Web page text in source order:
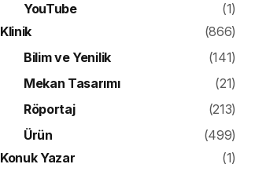
YouTube
(1)
Klinik
(866)
Bilim ve Yenilik
(141)
Mekan Tasarımı
(21)
Röportaj
(213)
Ürün
(499)
Konuk Yazar
(1)